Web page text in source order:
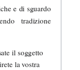
e di sguardo
tradizione
il soggetto
la vostra